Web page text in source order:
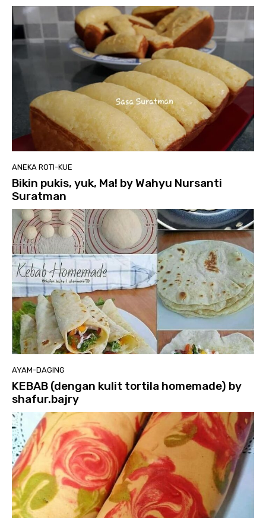
ANEKA ROTI-KUE
Bikin pukis, yuk, Ma! by Wahyu Nursanti
Suratman
AYAM-DAGING
KEBAB (dengan kulit tortila homemade) by
shafur.bajry